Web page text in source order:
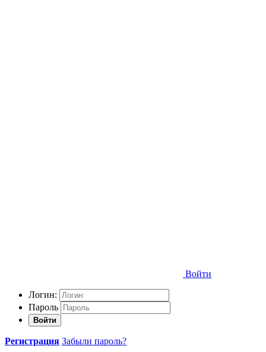
Войти
Логин:
Пароль
Войти
Регистрация Забыли пароль?